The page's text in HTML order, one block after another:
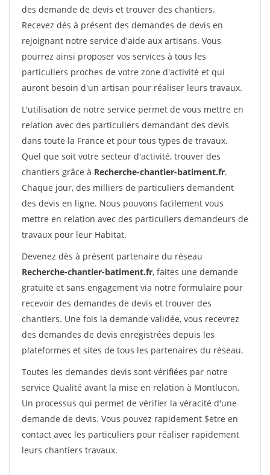
des demande de devis et trouver des chantiers.
Recevez dès à présent des demandes de devis en
rejoignant notre service d'aide aux artisans. Vous
pourrez ainsi proposer vos services à tous les
particuliers proches de votre zone d'activité et qui
auront besoin d'un artisan pour réaliser leurs travaux.
L'utilisation de notre service permet de vous mettre en
relation avec des particuliers demandant des devis
dans toute la France et pour tous types de travaux.
Quel que soit votre secteur d'activité, trouver des
chantiers grâce à Recherche-chantier-batiment.fr.
Chaque jour, des milliers de particuliers demandent
des devis en ligne. Nous pouvons facilement vous
mettre en relation avec des particuliers demandeurs de
travaux pour leur Habitat.
Devenez dès à présent partenaire du réseau
Recherche-chantier-batiment.fr, faites une demande
gratuite et sans engagement via notre formulaire pour
recevoir des demandes de devis et trouver des
chantiers. Une fois la demande validée, vous recevrez
des demandes de devis enregistrées depuis les
plateformes et sites de tous les partenaires du réseau.
Toutes les demandes devis sont vérifiées par notre
service Qualité avant la mise en relation à Montlucon.
Un processus qui permet de vérifier la véracité d'une
demande de devis. Vous pouvez rapidement $etre en
contact avec les particuliers pour réaliser rapidement
leurs chantiers travaux.